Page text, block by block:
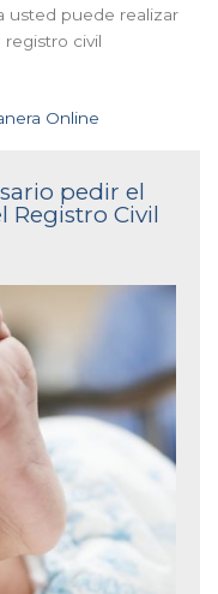
usted puede realizar
civil
Online
pedir el
Registro Civil